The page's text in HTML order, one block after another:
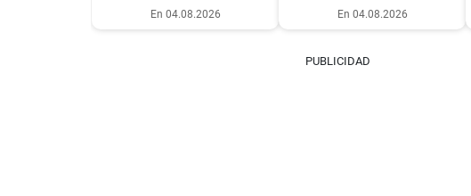
En 04.08.2026 En 04.08.2026
PUBLICIDAD